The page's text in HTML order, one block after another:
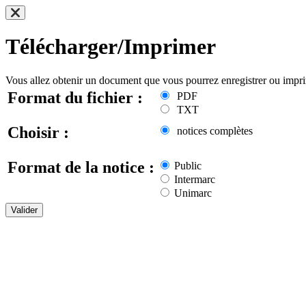
Télécharger/Imprimer
Vous allez obtenir un document que vous pourrez enregistrer ou
Format du fichier :
PDF
TXT
Choisir : notices complètes
Format de la notice :
Public
Intermarc
Unimarc